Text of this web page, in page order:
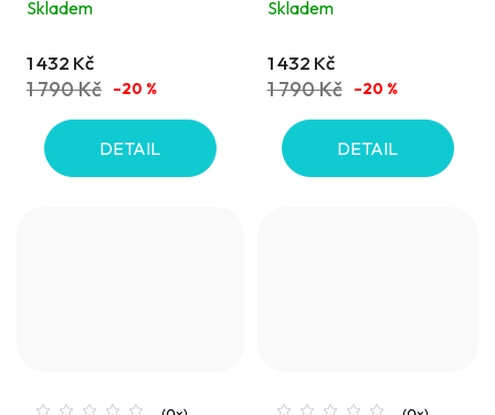
Skladem
1 432 Kč
1 790 Kč –20 %
DETAIL
Skladem
1 432 Kč
1 790 Kč –20 %
DETAIL